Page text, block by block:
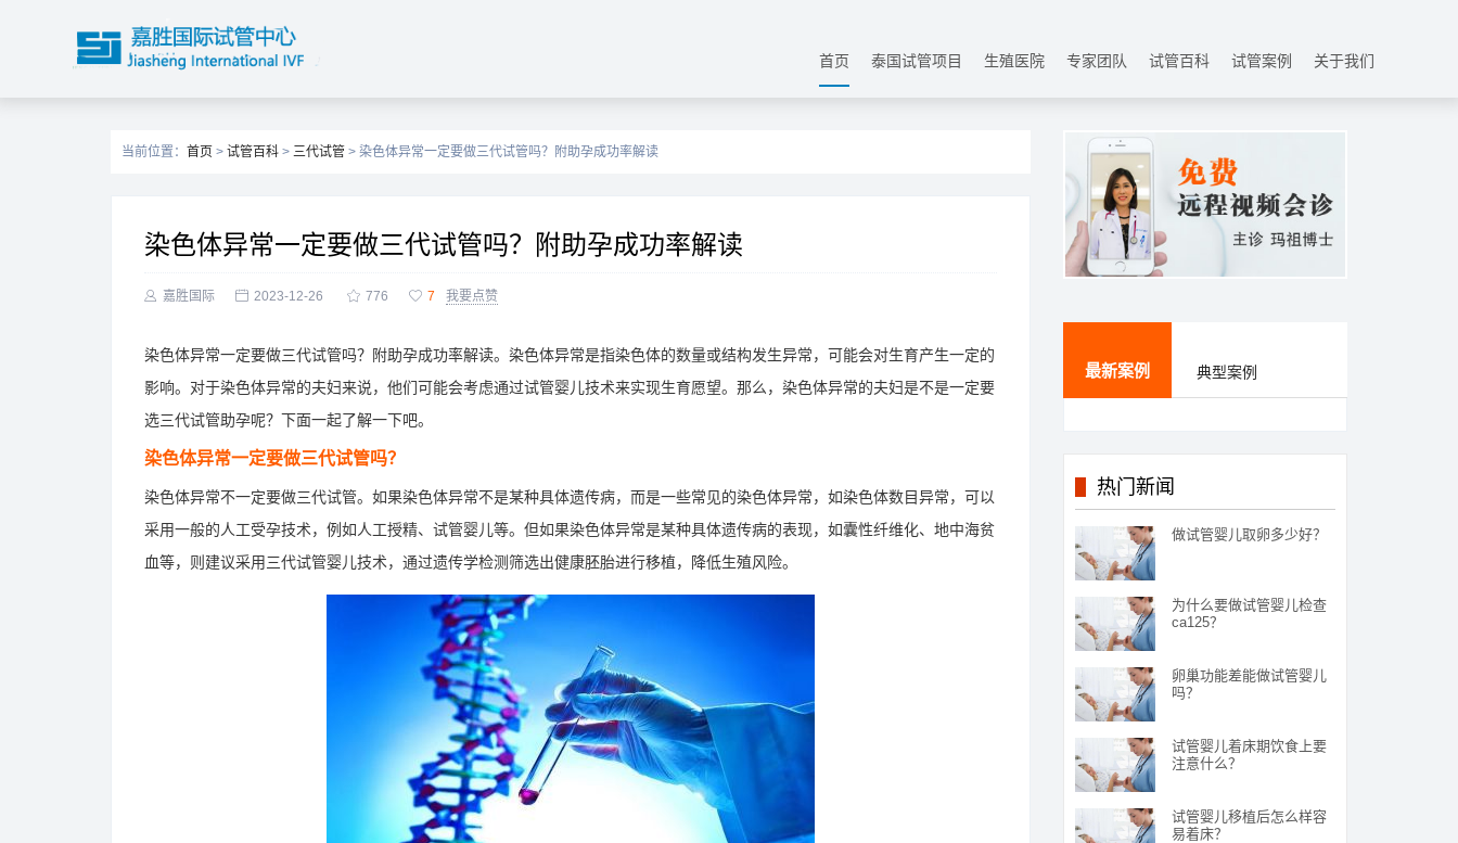
首页 泰国试管项目 生殖医院 专家团队 试管百科 试管案例 关于我们
当前位置： 首页 > 试管百科 > 三代试管 > 染色体异常一定要做三代试管吗？附助孕成功率解读
染色体异常一定要做三代试管吗？附助孕成功率解读
 嘉胜国际  2023-12-26  776  7 我要点赞
染色体异常一定要做三代试管吗？附助孕成功率解读。染色体异常是指染色体的数量或结构发生异常，可能会对生育产生一定的
影响。对于染色体异常的夫妇来说，他们可能会考虑通过试管婴儿技术来实现生育愿望。那么，染色体异常的夫妇是不是一定要
选三代试管助孕呢？下面一起了解一下吧。
染色体异常一定要做三代试管吗？
染色体异常不一定要做三代试管。如果染色体异常不是某种具体遗传病，而是一些常见的染色体异常，如染色体数目异常，可以
采用一般的人工受孕技术，例如人工授精、试管婴儿等。但如果染色体异常是某种具体遗传病的表现，如囊性纤维化、地中海贫
血等，则建议采用三代试管婴儿技术，通过遗传学检测筛选出健康胚胎进行移植，降低生殖风险。
最新案例 典型案例
热门新闻
做试管婴儿取卵多少好？
为什么要做试管婴儿检查
ca125？
卵巢功能差能做试管婴儿
吗？
试管婴儿着床期饮食上要
注意什么？
试管婴儿移植后怎么样容
易着床？